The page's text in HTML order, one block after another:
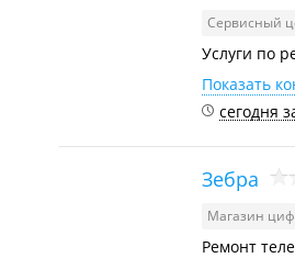
Сервисный
Услуги по
Показать
сегодня
Зебра
Магазин
Ремонт